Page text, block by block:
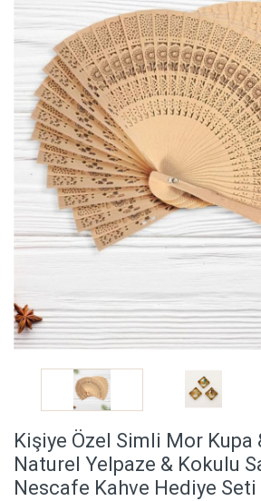
Kişiye Özel Simli Mor Kupa
Naturel Yelpaze & Kokulu
Nescafe Kahve Hediye Seti